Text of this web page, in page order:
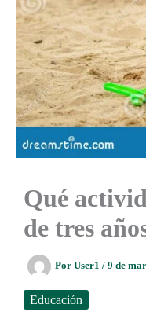
Qué
de tres
Por User1 / 9 de
Educación